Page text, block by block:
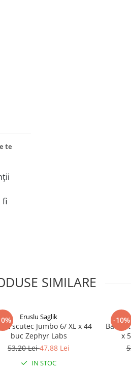
te
fi
SIMILARE
Eruslu Saglik
scutec Jumbo 6/ XL x 44
buc Zephyr Labs
53,20 Lei47,88 Lei
IN STOC
-10%
x